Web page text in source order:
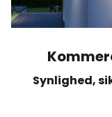
Synlighed,